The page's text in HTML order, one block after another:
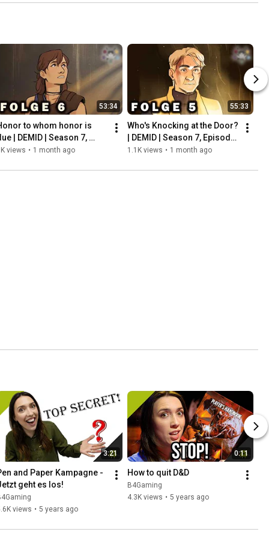
53:34
to whom honor is
| DEMID | Season 7,
6 | Dungeons and
views • 1 month ago
55:33
Who's Knocking at the Door?
| DEMID | Season 7, Episode
5 | Dungeons and Dragons
1.1K views • 1 month ago
3:21
and Paper Kampagne -
geht es los!
views • 5 years ago
0:11
How to quit D&D
B4Gaming
4.3K views • 5 years ago